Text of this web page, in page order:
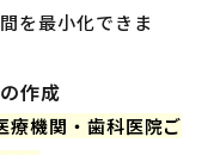
を最小化できま
作成
療機関・歯科医院ご